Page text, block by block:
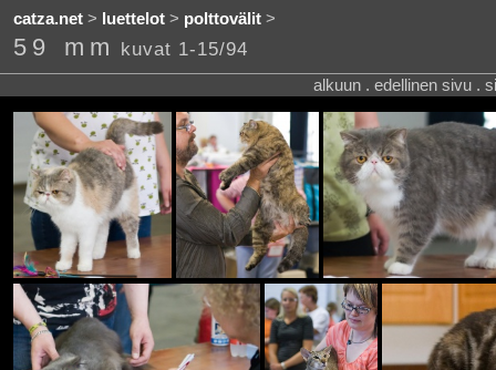
catza.net> luettelot> polttovälit>
59 mm kuvat 1-15/94
alkuun . edellinen sivu .